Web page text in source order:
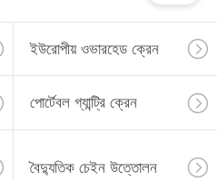
ক্রেন
ইউরোপীয় ওভারহেড ক্রেন
পোর্টেবল গ্যান্ট্রি ক্রেন
বৈদ্যুতিক চেইন উত্তোলন